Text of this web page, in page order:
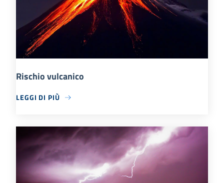
Rischio vulcanico
LEGGI DI PIÙ